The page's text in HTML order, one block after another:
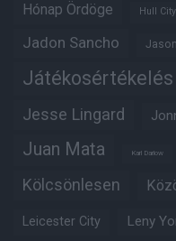
Hónap Ördöge Hull City
Jadon Sancho
Játékosértékelés
Jesse Lingard
Juan Mata Karl Darlow
Kölcsönlesen
Leicester City Leny